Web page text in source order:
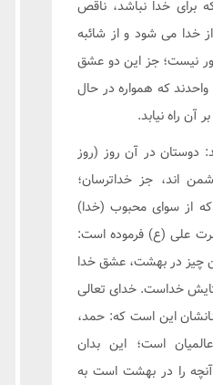
برای خدا نباشد، ناقص
می شود و از شائبه
نیست؛ جز این دو عشق
که همواره در حال
آن راه نیابد.
دوستان در آن روز (روز
اند، جز خداترسان؛
از سوای محبوب (خدا)
علی (ع) فرموده است:
چیز در بهشت، عشق خدا
خداست. خدای تعالی
این است که: حمد،
است؛ این بدان
را در بهشت است به